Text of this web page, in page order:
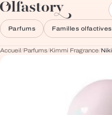
Aller au contenu
Parfums Familles olfactives
Accueil/Parfums/Kimmi Fragrance/Niki